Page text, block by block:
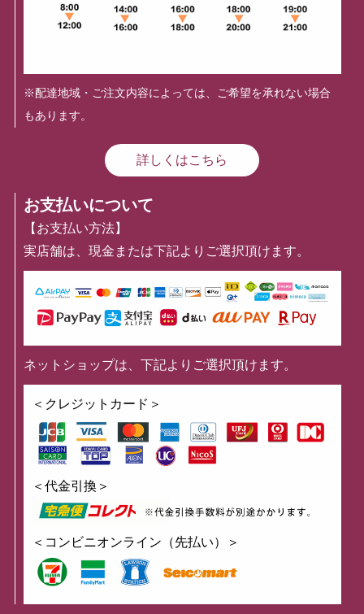
※配達地域・ご注文内容によっては、ご希望を承れない場合
もあります。
詳しくはこちら
お支払いについて
【お支払い方法】
実店舗は、現金または下記よりご選択頂けます。
ネットショップは、下記よりご選択頂けます。
＜クレジットカード＞
＜代金引換＞
＜コンビニオンライン（先払い）＞